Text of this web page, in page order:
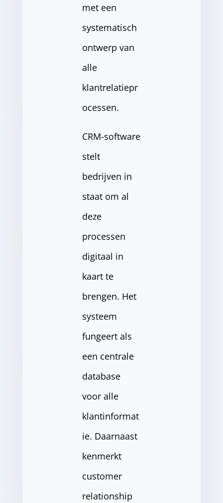
met een
systematisch
ontwerp van
alle
klantrelatiepr
ocessen.
CRM-software
stelt
bedrijven in
staat om al
deze
processen
digitaal in
kaart te
brengen. Het
systeem
fungeert als
een centrale
database
voor alle
klantinformat
ie. Daarnaast
kenmerkt
customer
relationship